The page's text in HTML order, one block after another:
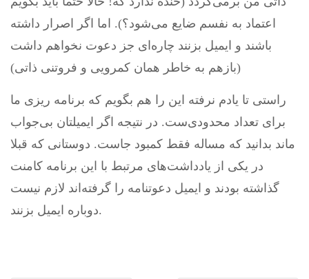
اعتماد به نفسم ضایع می‌شود؟). اما اگر اصرار داشته
باشند و ایمیل بزنند چاره‌ای جز دعوت نخواهم داشت
(بازهم به خاطر همان کمرویی و فروتنی ذاتی)
راستی تا یادم نرفته این را هم بگویم که برنامه ریزی ما
برای تعداد محدودی‌ست. در نتیجه اگر ایمیلتان بی‌جواب
ماند بدانید که مساله فقط کمبود جاست. دوستانی که قبلا
در یکی از یادداشت‌های مرتبط با این برنامه کامنت
گذاشته بودند و ایمیل دعوتنامه را گرفته‌اند لازم نیست
دوباره ایمیل بزنند.